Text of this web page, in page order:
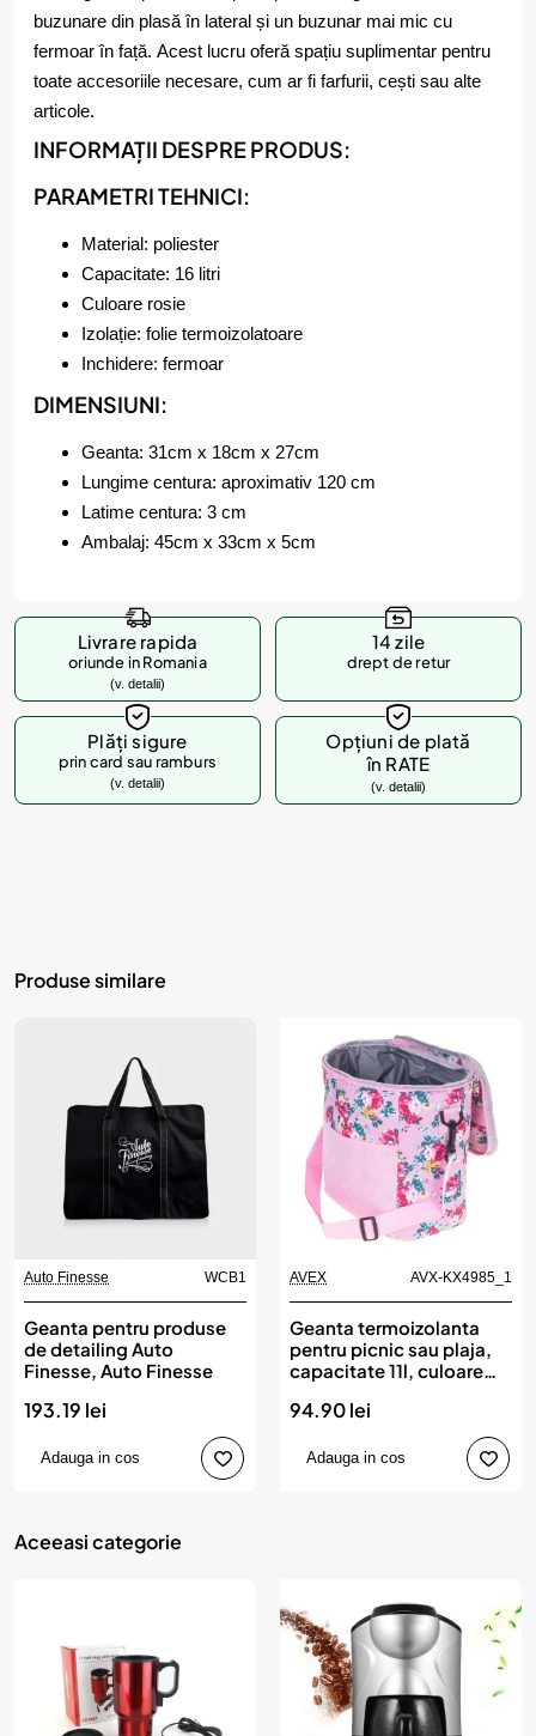
buzunare din plasă în lateral și un buzunar mai mic cu
fermoar în față. Acest lucru oferă spațiu suplimentar pentru
toate accesoriile necesare, cum ar fi farfurii, cești sau alte
articole.
INFORMAȚII DESPRE PRODUS:
PARAMETRI TEHNICI:
Material: poliester
Capacitate: 16 litri
Culoare rosie
Izolație: folie termoizolatoare
Inchidere: fermoar
DIMENSIUNI:
Geanta: 31cm x 18cm x 27cm
Lungime centura: aproximativ 120 cm
Latime centura: 3 cm
Ambalaj: 45cm x 33cm x 5cm
Livrare rapida
oriunde in Romania
(v. detalii)
14 zile
drept de retur
Plăți sigure
prin card sau ramburs
(v. detalii)
Opțiuni de plată
în RATE
(v. detalii)
Produse similare
Auto Finesse WCB1
Geanta pentru produse
de detailing Auto
Finesse, Auto Finesse
193.19 lei
Adauga in cos
AVEX AVX-KX4985_1
Geanta termoizolanta
pentru picnic sau plaja,
capacitate 11l, culoare
94.90 lei
Adauga in cos
Aceeasi categorie